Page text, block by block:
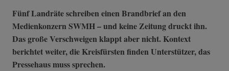
Fünf Landräte schreiben einen Brandbrief an den
Medienkonzern SWMH – und keine Zeitung druckt ihn.
Das große Verschweigen klappt aber nicht. Kontext
berichtet weiter, die Kreisfürsten finden Unterstützer, das
Pressehaus muss sprechen.